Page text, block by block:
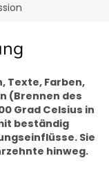
Texte, Farben,
(Brennen des
Grad Celsius in
beständig
Sie
hinweg.